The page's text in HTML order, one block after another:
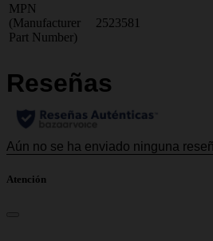
MPN
(Manufacturer
Part Number)
2523581
Atención